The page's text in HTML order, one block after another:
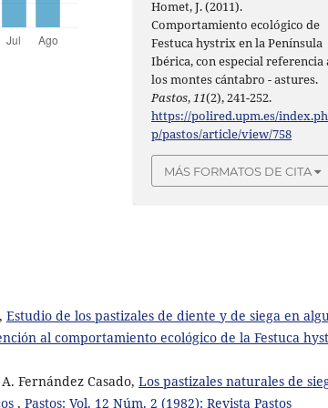
Homet, J. (2011).
Comportamiento ecológico de
Festuca hystrix en la Península
Ibérica, con especial referencia
los montes cántabro - astures.
Pastos,11(2), 241-252.
https://polired.upm.es/index.ph
p/pastos/article/view/758
MÁS FORMATOS DE CITA
Estudio de los pastizales de diente y de siega en
al comportamiento ecológico de la Festuca
Fernández Casado, Los pastizales naturales de
, Pastos: Vol. 12 Núm. 2 (1982): Revista Pastos